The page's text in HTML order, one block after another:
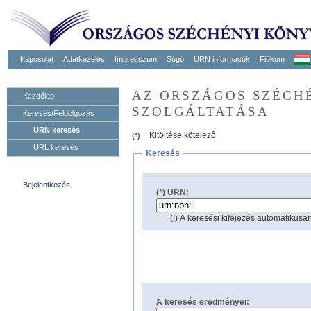
Kapcsolat Adatkezelés Impresszum Súgó URN informácók Fiókom
Kezdőlap
Keresés/Feldolgozás
URN keresés
URL keresés
Bejelentkezés
AZ ORSZÁGOS
SZOLGÁLTATÁSA
(*)
Kitöltése kötelező
Keresés
(*) URN:
(!) A keresési kifejezés
A keresés eredményei: